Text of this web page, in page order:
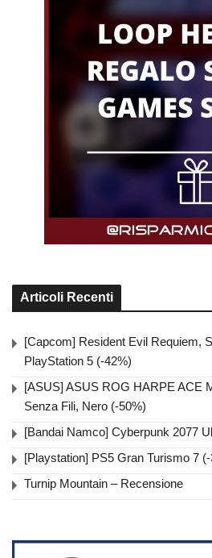
Articoli Recenti
[Capcom] Resident Evil Requiem,
PlayStation 5 (-42%)
[ASUS] ASUS ROG HARPE ACE
Senza Fili, Nero (-50%)
[Bandai Namco] Cyberpunk 2077
[Playstation] PS5 Gran Turismo 7
Turnip Mountain – Recensione